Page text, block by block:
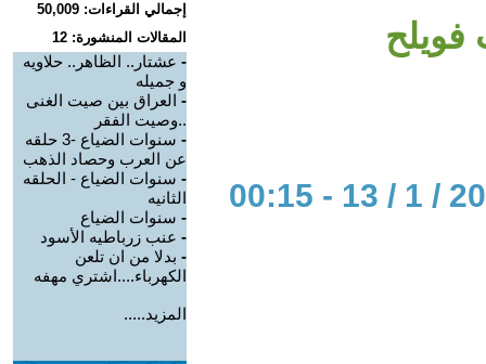
فويلح
إجمالي القراءات: 50,009
المقالات المنشورة: 12
- عشتار.. الظاهر.. حلاويه
و جميله
- العراق بين صيت الغنى
..وصيت الفقر
-
سنوات الضياع -3 حلقه
عن العرب وحصاد الذهب
- سنوات الضياع - الحلقه
الثانيه
- سنوات الضياع
- عنب زرباطيه الأسود
- بدلا من ان تلعن
الكهرباء....اشتري مهفه
المزيد.....